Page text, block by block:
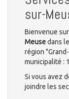
sur-
Bienvenue
Meusedans
région
municipalité :
Si vous avez
joindre les